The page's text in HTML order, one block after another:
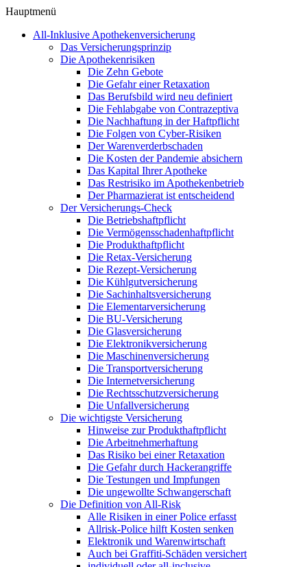
Hauptmenü
All-Inklusive Apothekenversicherung
Das Versicherungsprinzip
Die Apothekenrisiken
Die Zehn Gebote
Die Gefahr einer Retaxation
Das Berufsbild wird neu definiert
Die Fehlabgabe von Contrazeptiva
Die Nachhaftung in der Haftpflicht
Die Folgen von Cyber-Risiken
Der Warenverderbschaden
Die Kosten der Pandemie absichern
Das Kapital Ihrer Apotheke
Das Restrisiko im Apothekenbetrieb
Der Pharmazierat ist entscheidend
Der Versicherungs-Check
Die Betriebshaftpflicht
Die Vermögensschadenhaftpflicht
Die Produkthaftpflicht
Die Retax-Versicherung
Die Rezept-Versicherung
Die Kühlgutversicherung
Die Sachinhaltsversicherung
Die Elementarversicherung
Die BU-Versicherung
Die Glasversicherung
Die Elektronikversicherung
Die Maschinenversicherung
Die Transportversicherung
Die Internetversicherung
Die Rechtsschutzversicherung
Die Unfallversicherung
Die wichtigste Versicherung
Hinweise zur Produkthaftpflicht
Die Arbeitnehmerhaftung
Das Risiko bei einer Retaxation
Die Gefahr durch Hackerangriffe
Die Testungen und Impfungen
Die ungewollte Schwangerschaft
Die Definition von All-Risk
Alle Risiken in einer Police erfasst
Allrisk-Police hilft Kosten senken
Elektronik und Warenwirtschaft
Auch bei Graffiti-Schäden versichert